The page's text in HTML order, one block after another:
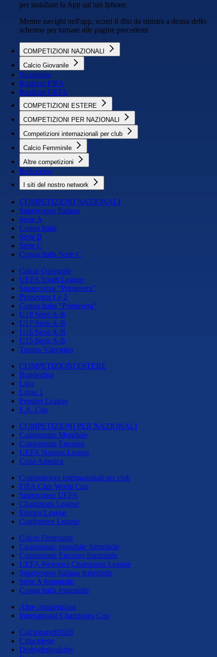
per installare la App sul tuo Iphone.
Mentre navighi nell'app, scorri il dito da sinistra a destra dello
schermo per tornare alle pagine precedenti
COMPETIZIONI NAZIONALI
Calcio Giovanile
Nazionale
Ranking FIFA
Ranking UEFA
COMPETIZIONI ESTERE
COMPETIZIONI PER NAZIONALI
Competizioni internazionali per club
Calcio Femminile
Altre competizioni
Redazione
I siti del nostro network
COMPETIZIONI NAZIONALI
Supercoppa Italiana
Serie A
Coppa Italia
Serie B
Serie C
Coppa Italia Serie C
Calcio Giovanile
UEFA Youth League
Supercoppa "Primavera"
Primavera 1 e 2
Coppa Italia "Primavera"
U18 Serie A-B
U17 Serie A-B
U16 Serie A-B
U15 Serie A-B
Torneo Viareggio
COMPETIZIONI ESTERE
Bundesliga
Liga
Ligue 1
Premier League
F.A. Cup
COMPETIZIONI PER NAZIONALI
Campionato Mondiale
Campionato Europeo
UEFA Nations League
Copa America
Competizioni internazionali per club
FIFA Club World Cup
Supercoppa UEFA
Champions League
Europa League
Conference League
Calcio Femminile
Campionato mondiale femminile
Campionato Europeo femminile
UEFA Women's Champions League
Supercoppa Italiana femminile
Serie A femminile
Coppa Italia femminile
Altre competizioni
International Champions Cup
Calcionapoli1926
Cittaceleste
Derbyderbyderby